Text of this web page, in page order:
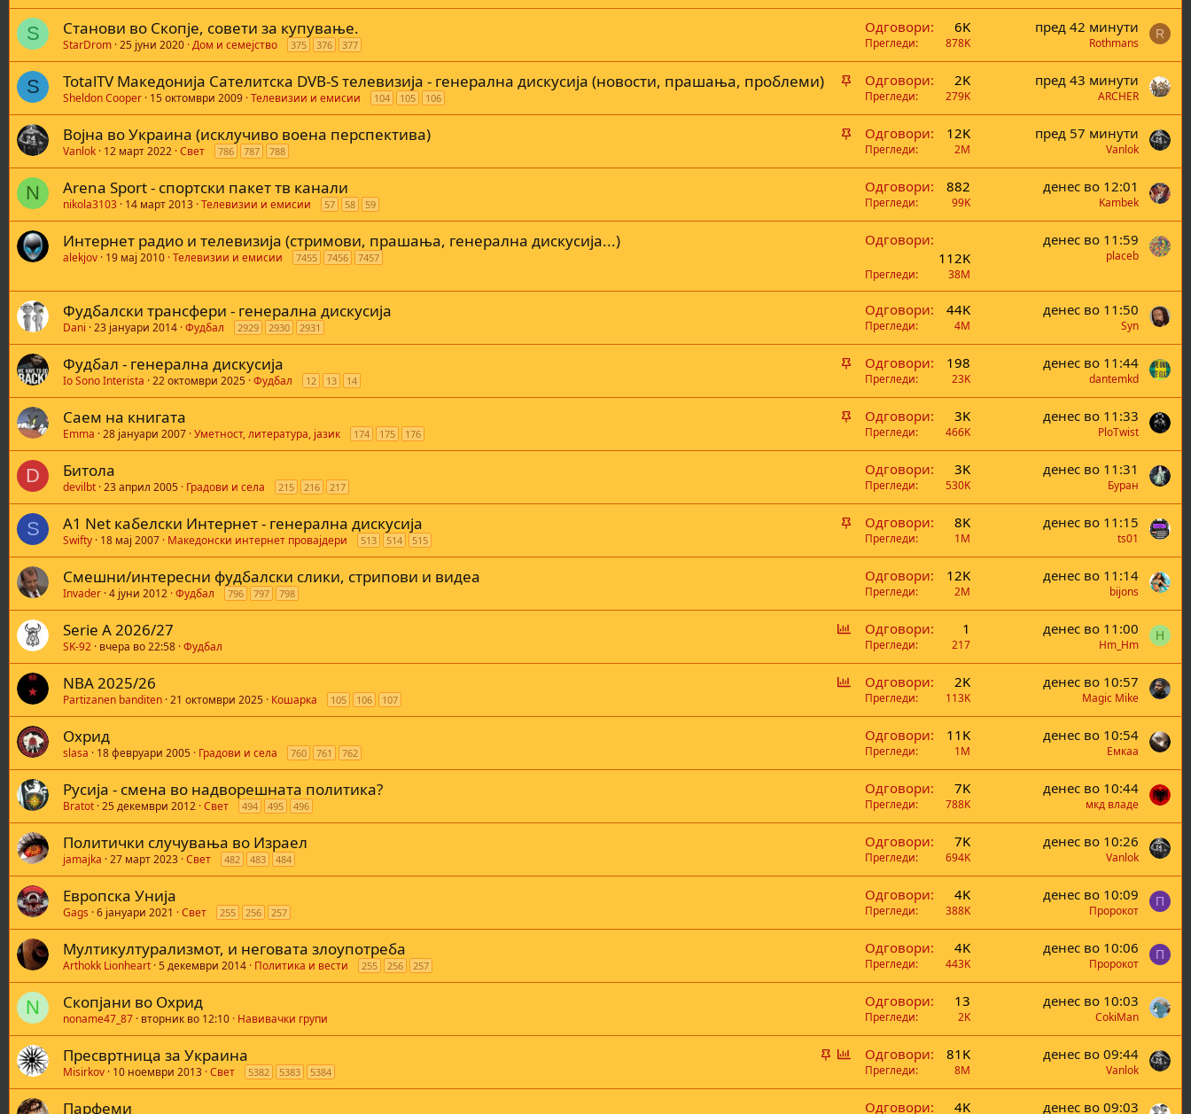
S Станови во Скопје, совети за купување.
StarDrom 25 јуни 2020 Дом и семејство 375 376 377
Одговори 6K
Прегледи 878K
пред 42 минути
Rothmans
R
S
В
ж
н
TotalTV Македониjа Сателитска DVB-S телевизија - генерална дискусија (новости, прашања, проблеми)
Sheldon Cooper 15 октомври 2009 Телевизии и емисии 104 105 106
Одговори 2K
Прегледи 279K
пред 43 минути
ARCHER
В
ж
Војна во Украина (исклучиво воена перспектива)
Vanlok 12 март 2022 Свет 786 787 788
Одговори 12K
Прегледи 2M
пред 57 минути
Vanlok
N Arena Sport - спортски пакет тв канали
nikola3103 14 март 2013 Телевизии и емисии 57 58 59
Одговори 882
Прегледи 99K
денес во 12:01
Kambek
Интернет радио и телевизија (стримови, прашања, генерална дискусија...)
alekjov 19 мај 2010 Телевизии и емисии 7455 7456 7457
Одговори
112K
Прегледи 38M
денес во 11:59
placeb
Фудбалски трансфери - генерална дискусија
Dani 23 јануари 2014 Фудбал 2929 2930 2931
Одговори 44K
Прегледи 4M
денес во 11:50
Syn
В
ж
н
Фудбал - генерална дискусија
Io Sono Interista 22 октомври 2025 Фудбал 12 13 14
Одговори 198
Прегледи 23K
денес во 11:44
dantemkd
В
ж
Саем на книгата
Emma 28 јануари 2007 Уметност, литература, јазик 174 175 176
Одговори 3K
Прегледи 466K
денес во 11:33
PloTwist
D Битола
devilbt 23 април 2005 Градови и села 215 216 217
Одговори 3K
Прегледи 530K
денес во 11:31
Буран
S
В
ж
A1 Net кабелски Интернет - генерална дискусија
Swifty 18 мај 2007 Македонски интернет провајдери 513 514 515
Одговори 8K
Прегледи 1M
денес во 11:15
ts01
Смешни/интересни фудбалски слики, стрипови и видеа
Invader 4 јуни 2012 Фудбал 796 797 798
Одговори 12K
Прегледи 2M
денес во 11:14
bijons
Г
а
с
њ
Serie A 2026/27
SK-92 вчера во 22:58 Фудбал
Одговори 1
Прегледи 217
денес во 11:00
Hm_Hm
H
Г
а
њ
NBA 2025/26
Partizanen banditen 21 октомври 2025 Кошарка 105 106 107
Одговори 2K
Прегледи 113K
денес во 10:57
Magic Mike
Охрид
slasa 18 февруари 2005 Градови и села 760 761 762
Одговори 11K
Прегледи 1M
денес во 10:54
Емкаа
Русија - смена во надворешната политика?
Bratot 25 декември 2012 Свет 494 495 496
Одговори 7K
Прегледи 788K
денес во 10:44
мкд владе
Политички случувања во Израел
jamajka 27 март 2023 Свет 482 483 484
Одговори 7K
Прегледи 694K
денес во 10:26
Vanlok
Европска Унија
Gags 6 јануари 2021 Свет 255 256 257
Одговори 4K
Прегледи 388K
денес во 10:09
Пророкот
П
Мултикултурализмот, и неговата злоупотреба
Arthokk Lionheart 5 декември 2014 Политика и вести 255 256 257
Одговори 4K
Прегледи 443K
денес во 10:06
Пророкот
П
N Скопјани во Охрид
noname47_87 вторник во 12:10 Навивачки групи
Одговори 13
Прегледи 2K
денес во 10:03
CokiMan
В
ж
Г
а
Пресвртница за Украина
Misirkov 10 ноември 2013 Свет 5382 5383 5384
Одговори 81K
Прегледи 8M
денес во 09:44
Vanlok
Парфеми Одговори 4K денес во 09:03